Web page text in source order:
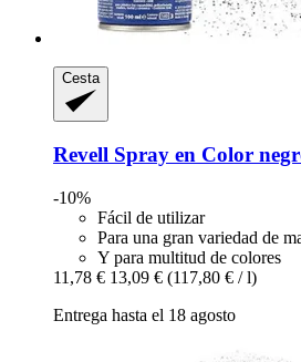
Cesta
Revell Spray en Color
-10%
Fácil de utilizar
Para una gran variedad de
Y para multitud de colores
11,78 € 13,09 € (117,80 € / l)
Entrega hasta el 18 agosto